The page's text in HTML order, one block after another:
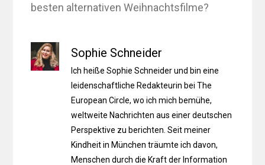
besten alternativen Weihnachtsfilme?
Sophie Schneider
Ich heiße Sophie Schneider und bin eine
leidenschaftliche Redakteurin bei The
European Circle, wo ich mich bemühe,
weltweite Nachrichten aus einer deutschen
Perspektive zu berichten. Seit meiner
Kindheit in München träumte ich davon,
Menschen durch die Kraft der Information